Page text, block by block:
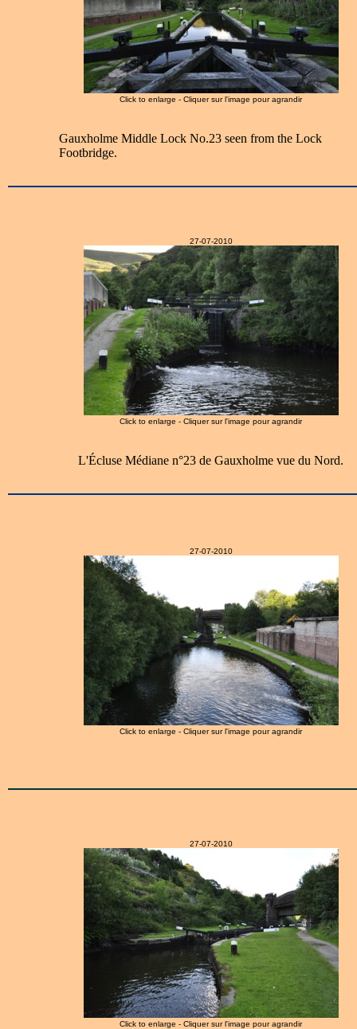
Click to enlarge - Cliquer sur l'image pour agrandir
Gauxholme Middle Lock No.23 seen from the Lock
Footbridge.
27-07-2010
Click to enlarge - Cliquer sur l'image pour agrandir
L'Écluse Médiane n°23 de Gauxholme vue du Nord.
27-07-2010
Click to enlarge - Cliquer sur l'image pour agrandir
27-07-2010
Click to enlarge - Cliquer sur l'image pour agrandir